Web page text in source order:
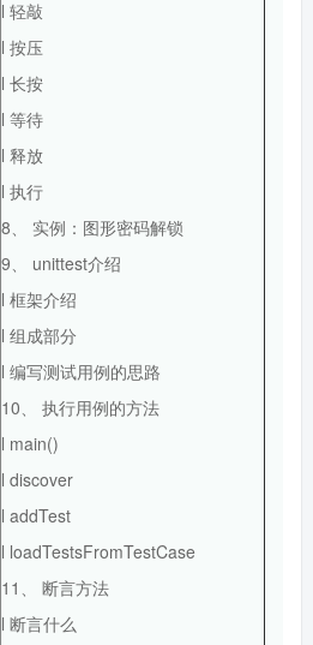
l 轻敲
l 按压
l 长按
l 等待
l 释放
l 执行
8、 实例：图形密码解锁
9、 unittest介绍
l 框架介绍
l 组成部分
l 编写测试用例的思路
10、 执行用例的方法
l main()
l discover
l addTest
l loadTestsFromTestCase
11、 断言方法
l 断言什么